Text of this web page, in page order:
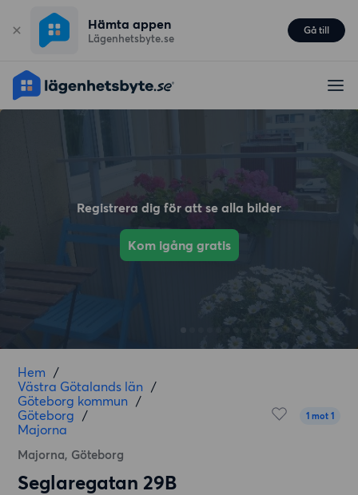
Hämta appen
Lägenhetsbyte.se
Gå till
Registrera dig för att se alla bilder
Kom igång gratis
Hem /
Västra Götalands län /
Göteborg kommun /
Göteborg /
Majorna
Majorna, Göteborg
1 mot 1
Seglaregatan 29B